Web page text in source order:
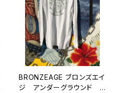
BRONZEAGE ブロンズエイ
ジ アンダーグラウンド U